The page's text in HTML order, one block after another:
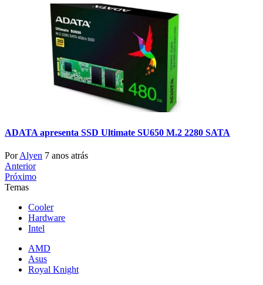
ADATA apresenta SSD Ultimate SU650 M.2 2280 SATA
PorAlyen 7 anos atrás
Anterior
Próximo
Temas
Cooler
Hardware
Intel
AMD
Asus
Royal Knight